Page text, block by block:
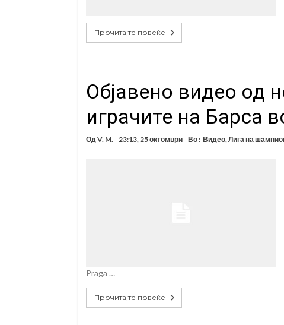
Прочитајте повеќе
Објавено видео од
играчите на Барса
Од V. M. 23:13, 25 октомври Во : Видео, Лига на
Praga …
Прочитајте повеќе